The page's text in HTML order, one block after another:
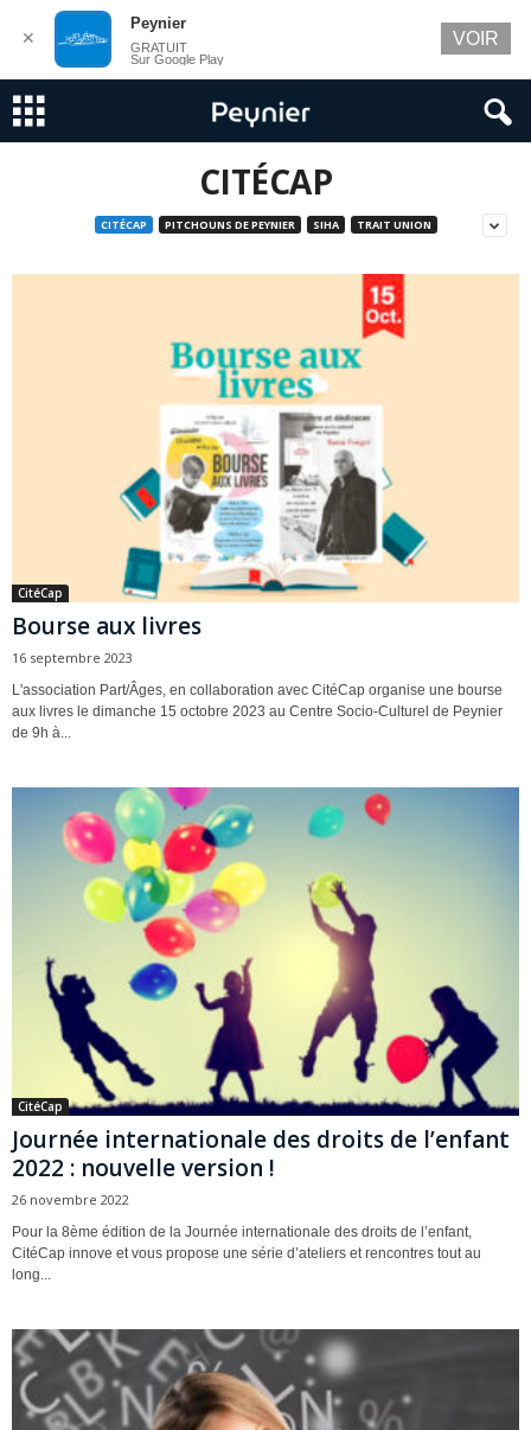
CITÉCAP
CITÉCAP PITCHOUNS DE PEYNIER SIHA TRAIT UNION
CitéCap
Bourse aux livres
16 septembre 2023
L'association Part/Âges, en collaboration avec CitéCap organise une bourse
aux livres le dimanche 15 octobre 2023 au Centre Socio-Culturel de Peynier
de 9h à...
CitéCap
Journée internationale des droits de l’enfant
2022 : nouvelle version !
26 novembre 2022
Pour la 8ème édition de la Journée internationale des droits de l’enfant,
CitéCap innove et vous propose une série d’ateliers et rencontres tout au
long...
✕
Peynier
GRATUIT
Sur Google Play
VOIR